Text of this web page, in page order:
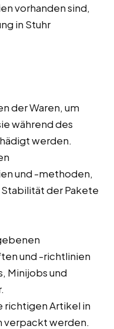
vorhanden sind,
in Stuhr
der Waren, um
während des
werden.
und -methoden,
der Pakete
und -richtlinien
Minijobs und
richtigen Artikel in
verpackt werden.